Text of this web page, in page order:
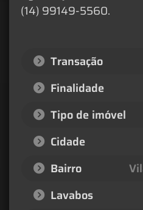
(14) 99149-5560.
Transação
Finalidade
Tipo de imóvel
Cidade
Bairro
Lavabos